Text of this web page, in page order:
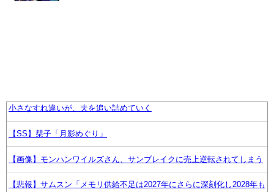
小さなすれ違いが、夫を追い詰めていく
【SS】栞子「月影めぐり」
【画像】モンハンワイルズさん、サンブレイクに売上逆転されてしまう
【悲報】サムスン「メモリ供給不足は2027年にさらに深刻化し2028年も